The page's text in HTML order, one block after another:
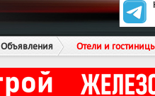
Объявления Отели и